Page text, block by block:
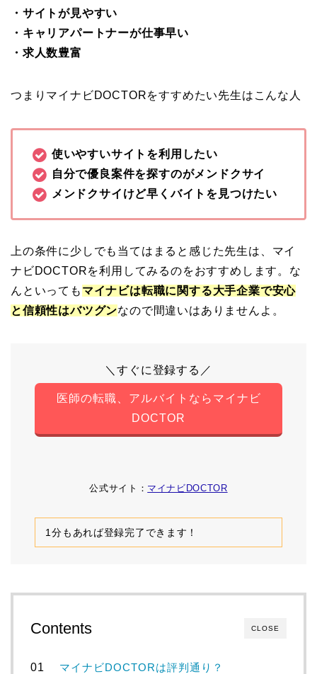
・サイトが見やすい
・キャリアパートナーが仕事早い
・求人数豊富
つまりマイナビDOCTORをすすめたい先生はこんな人
使いやすいサイトを利用したい
自分で優良案件を探すのがメンドクサイ
メンドクサイけど早くバイトを見つけたい
上の条件に少しでも当てはまると感じた先生は、マイ
ナビDOCTORを利用してみるのをおすすめします。な
んといっても マイナビは転職に関する大手企業で安心
と信頼性はバツグンなので間違いはありませんよ。
＼すぐに登録する／
医師の転職、アルバイトならマイナビ
DOCTOR
公式サイト： マイナビDOCTOR
1分もあれば登録完了できます！
CLOSE
Contents
マイナビDOCTORは評判通り？